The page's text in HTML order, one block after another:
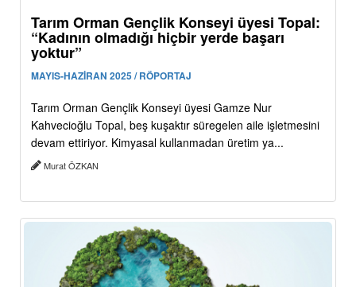
Tarım Orman Gençlik Konseyi üyesi Topal:
“Kadının olmadığı hiçbir yerde başarı
yoktur”
MAYIS-HAZİRAN 2025 / RÖPORTAJ
Tarım Orman Gençlik Konseyi üyesi Gamze Nur
Kahvecioğlu Topal, beş kuşaktır süregelen aile işletmesini
devam ettiriyor. Kimyasal kullanmadan üretim ya...
Murat ÖZKAN